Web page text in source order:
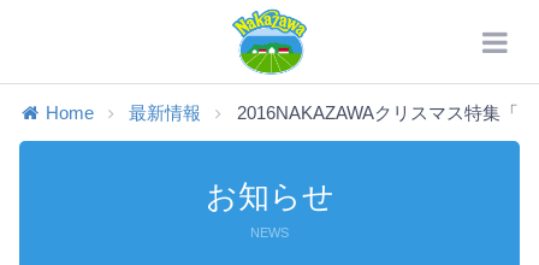
Home 最新情報 2016NAKAZAWAクリスマス特集「
お知らせ
NEWS